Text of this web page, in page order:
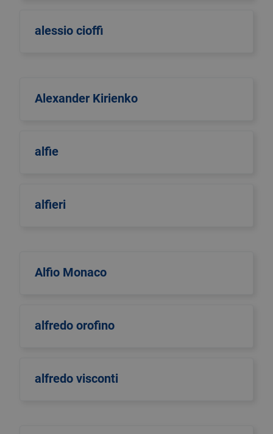
alessio cioffi
Alexander Kirienko
alfie
alfieri
Alfio Monaco
alfredo orofino
alfredo visconti